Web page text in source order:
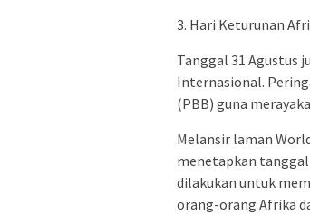
3. Hari Keturunan
Tanggal 31 Agustus
Internasional.
(PBB) guna
Melansir laman
menetapkan
dilakukan untuk
orang-orang Afrika